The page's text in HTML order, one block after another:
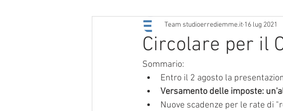
Circolare per il
Team studioerrediemme.it 16 lug 2021
Sommario:
Entro il 2 agosto la
Versamento delle imposte:
Nuove scadenze per le rate di